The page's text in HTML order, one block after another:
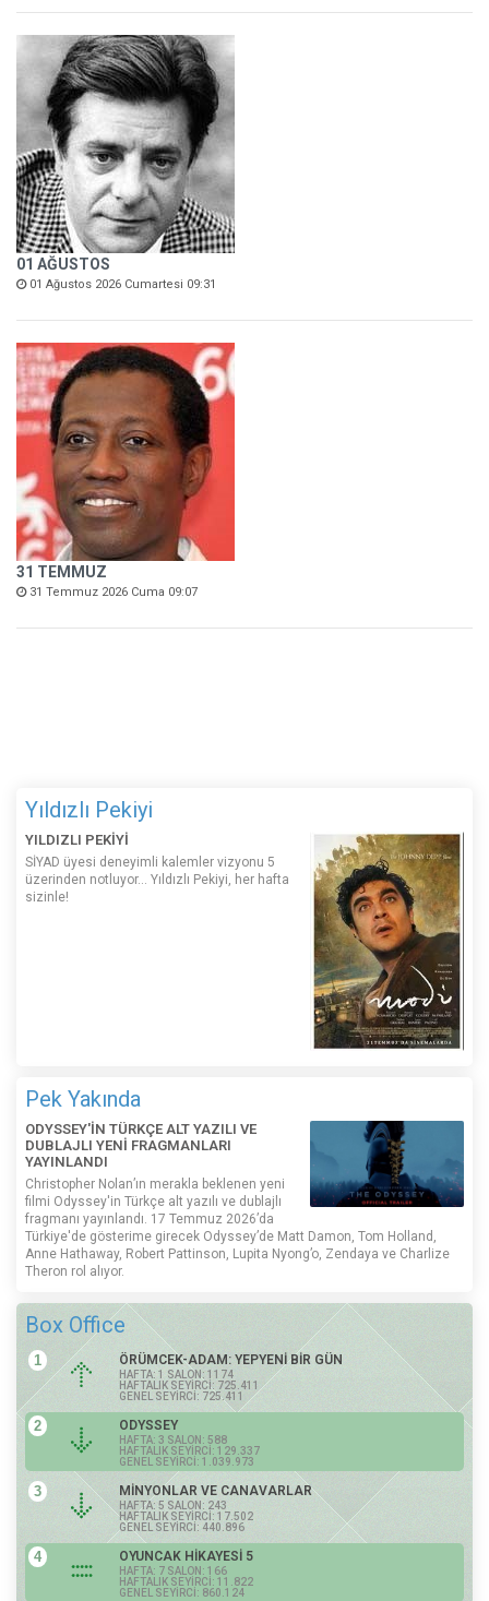
01 AĞUSTOS
01 Ağustos 2026 Cumartesi 09:31
31 TEMMUZ
31 Temmuz 2026 Cuma 09:07
Yıldızlı Pekiyi
YILDIZLI PEKİYİ
SİYAD üyesi deneyimli kalemler vizyonu 5
üzerinden notluyor... Yıldızlı Pekiyi, her hafta
sizinle!
Pek Yakında
ODYSSEY'İN TÜRKÇE ALT YAZILI VE
DUBLAJLI YENİ FRAGMANLARI
YAYINLANDI
Christopher Nolan’ın merakla beklenen yeni
filmi Odyssey'in Türkçe alt yazılı ve dublajlı
fragmanı yayınlandı. 17 Temmuz 2026’da
Türkiye'de gösterime girecek Odyssey’de Matt Damon, Tom Holland,
Anne Hathaway, Robert Pattinson, Lupita Nyong’o, Zendaya ve Charlize
Theron rol alıyor.
Box Office
1 ÖRÜMCEK-ADAM: YEPYENİ BİR GÜN
HAFTA: 1 SALON: 1174
HAFTALIK SEYİRCİ: 725.411
GENEL SEYİRCİ: 725.411
2 ODYSSEY
HAFTA: 3 SALON: 588
HAFTALIK SEYİRCİ: 129.337
GENEL SEYİRCİ: 1.039.973
3 MİNYONLAR VE CANAVARLAR
HAFTA: 5 SALON: 243
HAFTALIK SEYİRCİ: 17.502
GENEL SEYİRCİ: 440.896
4 OYUNCAK HİKAYESİ 5
HAFTA: 7 SALON: 166
HAFTALIK SEYİRCİ: 11.822
GENEL SEYİRCİ: 860.124